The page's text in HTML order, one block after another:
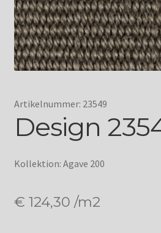
Artikelnummer: 23549
Design
Kollektion: Agave 200
€ 124,30 /m2